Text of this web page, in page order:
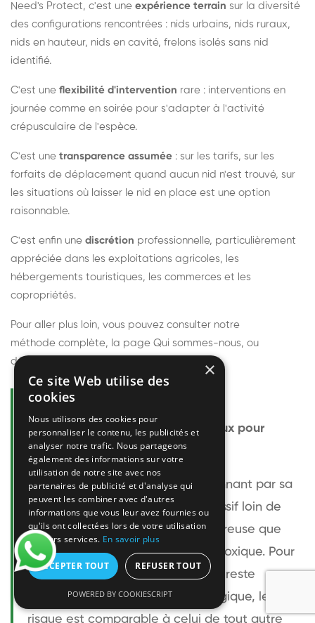
Need's Protect, c'est une expérience terrain sur la diversité
des configurations rencontrées : nids urbains, nids ruraux,
nids en hauteur, nids en cavité, frelons isolés sans nid
identifié.
C'est une flexibilité d'intervention rare : interventions en
journée comme en soirée pour s'adapter à l'activité
crépusculaire de l'espèce.
C'est une transparence assumée : sur les tarifs, sur les
forfaits de déplacement quand aucun nid n'est trouvé, sur
les situations où laisser le nid en place est une option
raisonnable.
C'est enfin une discrétion professionnelle, particulièrement
appréciée dans les exploitations agricoles, les
hébergements touristiques, les commerces et les
copropriétés.
Pour aller plus loin, vous pouvez consulter notre
méthode complète, la page Qui sommes-nous, ou
découvrir
Questions fréquentes
Le frelon européen est-il dangereux pour
l'homme ?
Le frelon européen est impressionnant par sa
taille mais relativement peu agressif loin de
son nid. Sa piqûre est plus douloureuse que
celle d'une guêpe sans être plus toxique. Pour
une personne non allergique, elle reste
bénigne. Pour une personne allergique, le
risque est comparable à celui de tout autre
×
Ce site Web utilise des
cookies
Nous utilisons des cookies pour
personnaliser le contenu, les publicités et
analyser notre trafic. Nous partageons
également des informations sur votre
utilisation de notre site avec nos
partenaires de publicité et d'analyse qui
peuvent les combiner avec d'autres
informations que vous leur avez fournies ou
qu'ils ont collectées lors de votre utilisation
de leurs services. En savoir plus
ACCEPTER TOUT REFUSER TOUT
POWERED BY COOKIESCRIPT